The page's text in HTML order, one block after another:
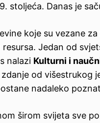
stoljeća. Danas je
koje su vezane
Jedan od
nalazi Kulturni i
od višestrukog
nadaleko
širom svijeta sve